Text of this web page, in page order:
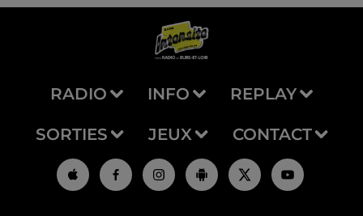
RADIO INFO REPLAY
SORTIES JEUX CONTACT